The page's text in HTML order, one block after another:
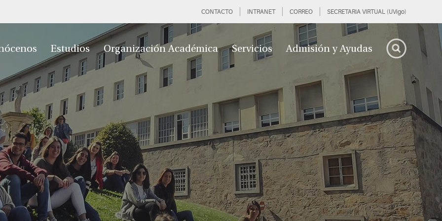
CONTACTO INTRANET CORREO SECRETARIA VIRTUAL (UVigo)
Estudios Organización Académica Servicios Admisión y Ayudas